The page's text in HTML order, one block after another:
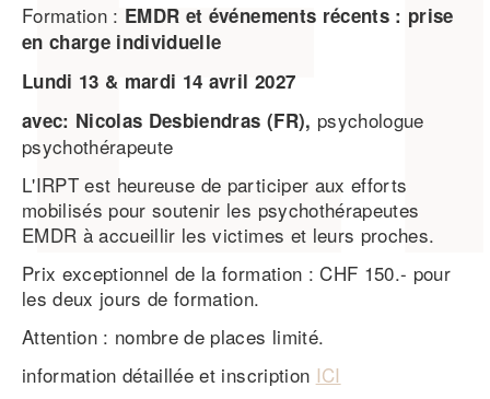
Formation : EMDR et événements récents : prise
en charge individuelle
Lundi 13 & mardi 14 avril 2027
avec: Nicolas Desbiendras (FR), psychologue
psychothérapeute
L'IRPT est heureuse de participer aux efforts
mobilisés pour soutenir les psychothérapeutes
EMDR à accueillir les victimes et leurs proches.
Prix exceptionnel de la formation : CHF 150.- pour
les deux jours de formation.
Attention : nombre de places limité.
information détaillée et inscription ICI